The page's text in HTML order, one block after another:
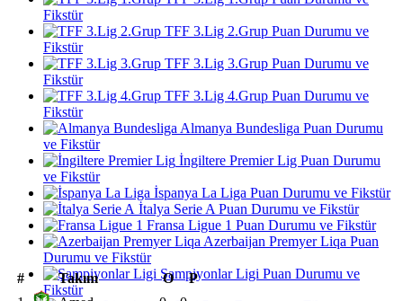
Fikstür
TFF 3.Lig 2.Grup Puan Durumu ve
Fikstür
TFF 3.Lig 3.Grup Puan Durumu ve
Fikstür
TFF 3.Lig 4.Grup Puan Durumu ve
Fikstür
Almanya Bundesliga Puan Durumu
ve Fikstür
İngiltere Premier Lig Puan Durumu
ve Fikstür
İspanya La Liga Puan Durumu ve Fikstür
İtalya Serie A Puan Durumu ve Fikstür
Fransa Ligue 1 Puan Durumu ve Fikstür
Azerbaijan Premyer Liqa Puan
Durumu ve Fikstür
Şampiyonlar Ligi Puan Durumu ve
Fikstür
# Takım O
P